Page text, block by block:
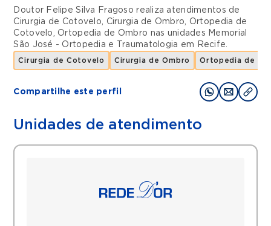
Doutor Felipe Silva Fragoso realiza atendimentos de
Cirurgia de Cotovelo, Cirurgia de Ombro, Ortopedia de
Cotovelo, Ortopedia de Ombro nas unidades Memorial
São José - Ortopedia e Traumatologia em Recife.
Cirurgia de Cotovelo Cirurgia de Ombro Ortopedia de
Compartilhe este perfil
Unidades de atendimento